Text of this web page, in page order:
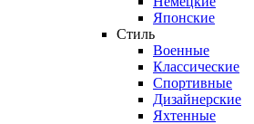
Японские
Стиль
Военные
Классические
Спортивные
Дизайнерские
Яхтенные